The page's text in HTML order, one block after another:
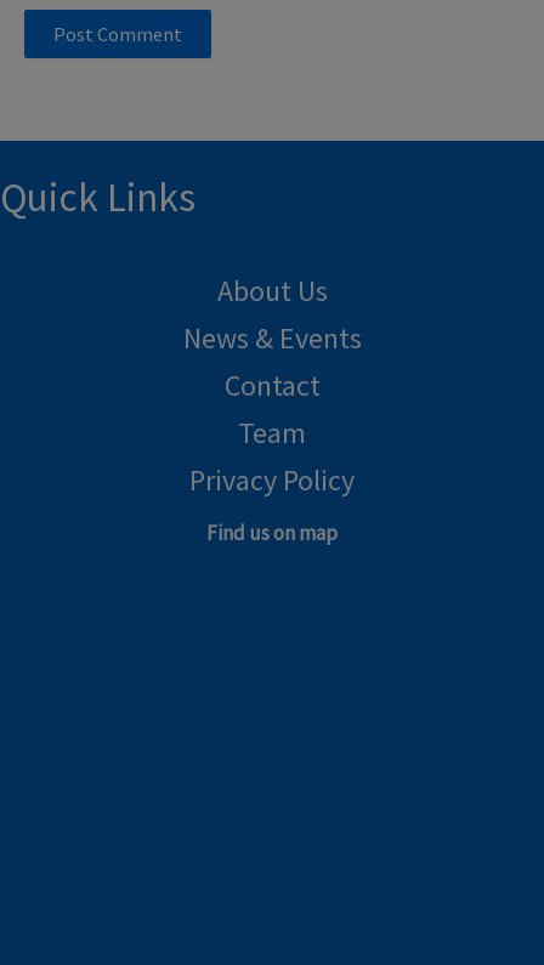
Quick Links
About Us
News & Events
Contact
Team
Privacy Policy
Find us on map